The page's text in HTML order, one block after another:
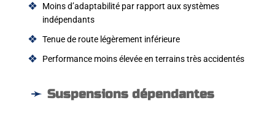
Moins d’adaptabilité par rapport aux systèmes
indépendants
Tenue de route légèrement inférieure
Performance moins élevée en terrains très accidentés
Suspensions dépendantes